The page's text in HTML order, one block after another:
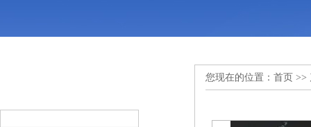
您现在的位置： 首页 >>